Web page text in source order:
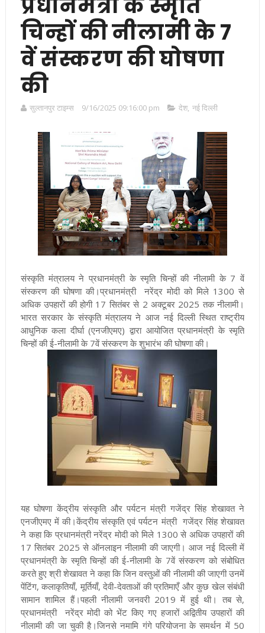
चिन्हों की नीलामी के 7
वें संस्करण की घोषणा
की
सुल्तानपुर टाइम्स 9/16/2025 09:16:00 pm देश, नई दिल्ली
संस्कृति मंत्रालय ने प्रधानमंत्री के स्मृति चिन्हों की नीलामी के 7 वें
संस्करण की घोषणा की।प्रधानमंत्री नरेंद्र मोदी को मिले 1300 से
अधिक उपहारों की होगी 17 सितंबर से 2 अक्टूबर 2025 तक नीलामी।
भारत सरकार के संस्कृति मंत्रालय ने आज नई दिल्ली स्थित राष्ट्रीय
आधुनिक कला दीर्घा (एनजीएमए) द्वारा आयोजित प्रधानमंत्री के स्मृति
चिन्हों की ई-नीलामी के 7वें संस्करण के शुभारंभ की घोषणा की।
यह घोषणा केंद्रीय संस्कृति और पर्यटन मंत्री गजेंद्र सिंह शेखावत ने
एनजीएमए में की।केंद्रीय संस्कृति एवं पर्यटन मंत्री गजेंद्र सिंह शेखावत
ने कहा कि प्रधानमंत्री नरेंद्र मोदी को मिले 1300 से अधिक उपहारों की
17 सितंबर 2025 से ऑनलाइन नीलामी की जाएगी। आज नई दिल्ली में
प्रधानमंत्री के स्मृति चिन्हों की ई-नीलामी के 7वें संस्करण को संबोधित
करते हुए श्री शेखावत ने कहा कि जिन वस्तुओं की नीलामी की जाएगी उनमें
पेंटिंग, कलाकृतियाँ, मूर्तियाँ, देवी-देवताओं की प्रतिमाएँ और कुछ खेल संबंधी
सामान शामिल हैं।पहली नीलामी जनवरी 2019 में हुई थी। तब से,
प्रधानमंत्री नरेंद्र मोदी को भेंट किए गए हजारों अद्वितीय उपहारों की
नीलामी की जा चुकी है।जिनसे नमामि गंगे परियोजना के समर्थन में 50